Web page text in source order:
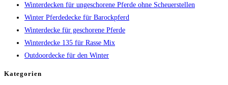
Winterdecken für ungeschorene Pferde ohne Scheuerstellen
Winter Pferdedecke für Barockpferd
Winterdecke für geschorene Pferde
Winterdecke 135 für Rasse Mix
Outdoordecke für den Winter
Kategorien